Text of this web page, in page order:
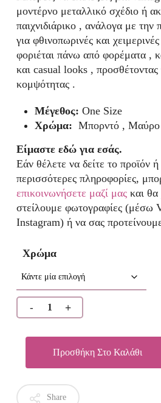
μοντέρνο μεταλλικό σχέδιο ή
παιχνιδιάρικο , ανάλογα με την
για φθινοπωρινές και
φοριέται πάνω από φορέματα ,
και casual looks , προσθέτοντας
κομψότητας .
Μέγεθος: One Size
Χρώμα: Μπορντό ,
Είμαστε εδώ για εσάς.
Εάν θέλετε να δείτε το προϊόν ή
περισσότερες πληροφορίες,
επικοινωνήσετε μαζί μαςκαι θα
στείλουμε φωτογραφίες (μέσω
Instagram) ή να σας
Χρώμα
Προσθήκη Στο Καλάθι
Share